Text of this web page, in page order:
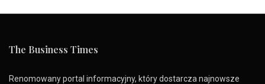
The Business Times
Renomowany portal informacyjny, który dostarcza najnowsze